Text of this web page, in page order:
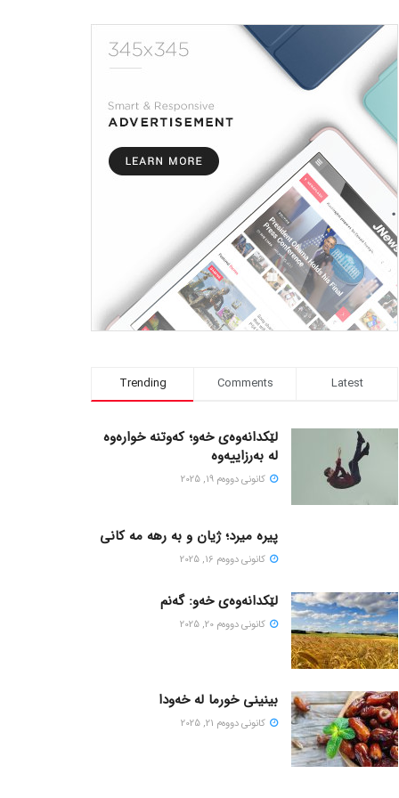
Trending Comments Latest
لێکدانەوەی خەو؛ کەوتنە خوارەوە
لە بەرزاییەوە
كانونی دووه‌م 19, 2025
پیره میرد؛ ژیان و به رهه مه کانی
كانونی دووه‌م 16, 2025
لێکدانەوەی خەو: گەنم
كانونی دووه‌م 20, 2025
بینینی خورما لە خەودا
كانونی دووه‌م 21, 2025